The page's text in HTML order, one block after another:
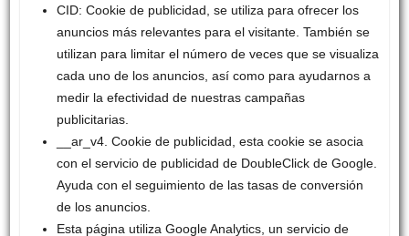
CID: Cookie de publicidad, se utiliza para ofrecer los
anuncios más relevantes para el visitante. También se
utilizan para limitar el número de veces que se visualiza
cada uno de los anuncios, así como para ayudarnos a
medir la efectividad de nuestras campañas
publicitarias.
__ar_v4. Cookie de publicidad, esta cookie se asocia
con el servicio de publicidad de DoubleClick de Google.
Ayuda con el seguimiento de las tasas de conversión
de los anuncios.
Esta página utiliza Google Analytics, un servicio de